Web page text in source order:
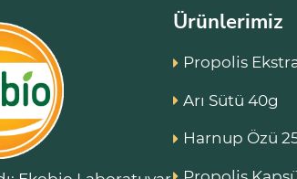
Ürünlerimiz
Propolis
Arı Sütü 40g
Harnup Özü